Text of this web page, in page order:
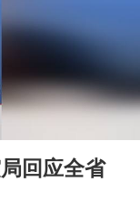
窄化“热爱”
三警齐发！多地10级以上雷暴大风
崖1死1伤
天茅台提价
回应全省